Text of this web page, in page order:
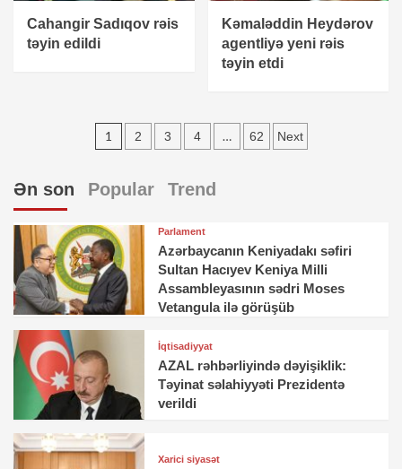
Cahangir Sadıqov rəis
təyin edildi
Kəmaləddin Heydərov
agentliyə yeni rəis
təyin etdi
Yazı
1 2 3 4 … 62 Next
Ən son Popular Trend
Parlament
Azərbaycanın Keniyadakı səfiri
Sultan Hacıyev Keniya Milli
Assambleyasının sədri Moses
Vetangula ilə görüşüb
İqtisadiyyat
AZAL rəhbərliyində dəyişiklik:
Təyinat səlahiyyəti Prezidentə
verildi
Xarici siyasət